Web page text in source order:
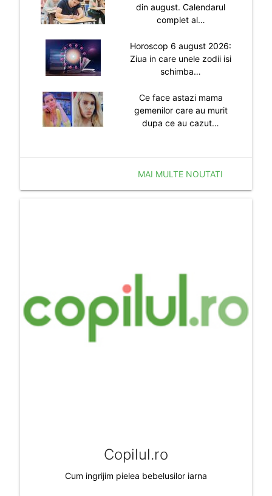
din august. Calendarul
complet al…
Horoscop 6 august 2026:
Ziua in care unele zodii isi
schimba…
Ce face astazi mama
gemenilor care au murit
dupa ce au cazut…
MAI MULTE NOUTATI
Copilul.ro
Cum ingrijim pielea bebelusilor iarna